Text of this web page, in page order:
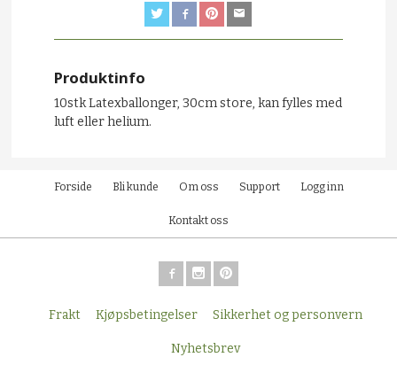
Produktinfo
10stk Latexballonger, 30cm store, kan fylles med
luft eller helium.
Forside Bli kunde Om oss Support Logg inn
Kontakt oss
Frakt Kjøpsbetingelser Sikkerhet og personvern
Nyhetsbrev